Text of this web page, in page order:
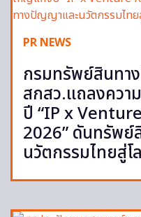
PR NEWS
กรมทรัพย์สินท
สกสว.แถลงควา
ปี “IP x
2026” ดันทรัพ
นวัตกรรมไทยสู่โ